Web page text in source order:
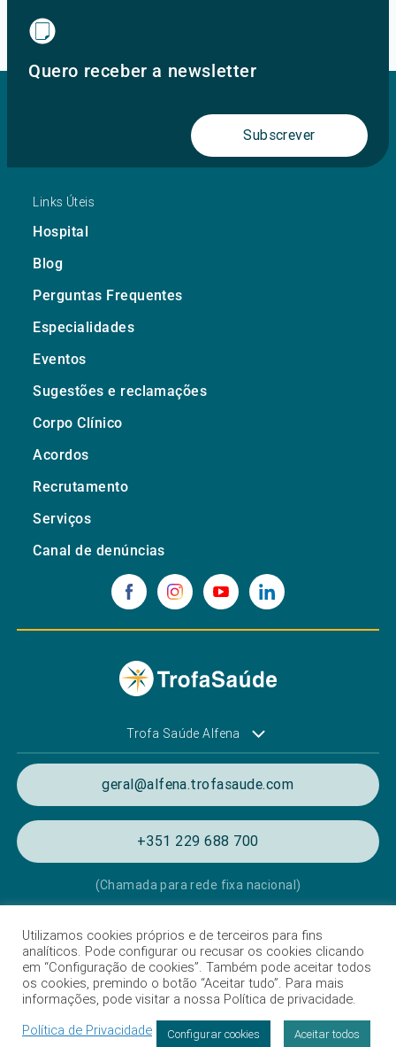
Quero receber a newsletter
Subscrever
Links Úteis
Hospital
Blog
Perguntas Frequentes
Especialidades
Eventos
Sugestões e reclamações
Corpo Clínico
Acordos
Recrutamento
Serviços
Canal de denúncias
Trofa Saúde Alfena
geral@alfena.trofasaude.com
+351 229 688 700
(Chamada para rede fixa nacional)
Política de Privacidade e de Cookies
Termos e condições de utilização
Listagem das Unidades Hospitalares
Proteção de Dados
Utilizamos cookies próprios e de terceiros para fins
analíticos. Pode configurar ou recusar os cookies clicando
em “Configuração de cookies”. Também pode aceitar todos
os cookies, premindo o botão “Aceitar tudo”. Para mais
informações, pode visitar a nossa Política de privacidade.
Política de Privacidade
Configurar cookies Aceitar todos